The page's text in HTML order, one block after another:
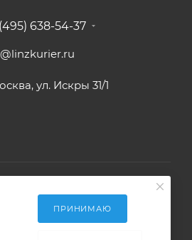
638-54-37
ул. Искры 31/1
ПРИНИМАЮ